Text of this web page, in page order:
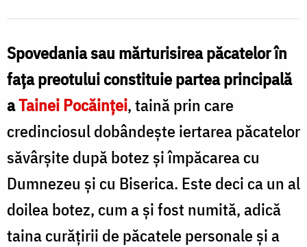
Nechifor
Spovedania sau mărturisirea păcatelor în
fața preotului constituie partea principală
aTainei Pocăinţei, taină prin care
credinciosul dobândeşte iertarea păcatelor
săvârşite după botez şi împăcarea cu
Dumnezeu şi cu Biserica. Este deci ca un al
doilea botez, cum a şi fost numită, adică
taina curăţirii de păcatele personale şi a